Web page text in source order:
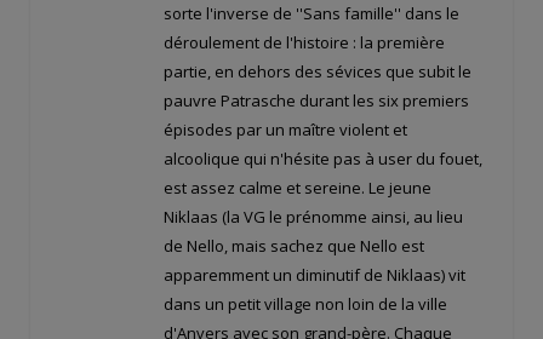
sorte l'inverse de ''Sans famille'' dans le
déroulement de l'histoire : la première
partie, en dehors des sévices que subit le
pauvre Patrasche durant les six premiers
épisodes par un maître violent et
alcoolique qui n'hésite pas à user du fouet,
est assez calme et sereine. Le jeune
Niklaas (la VG le prénomme ainsi, au lieu
de Nello, mais sachez que Nello est
apparemment un diminutif de Niklaas) vit
dans un petit village non loin de la ville
d'Anvers avec son grand-père. Chaque